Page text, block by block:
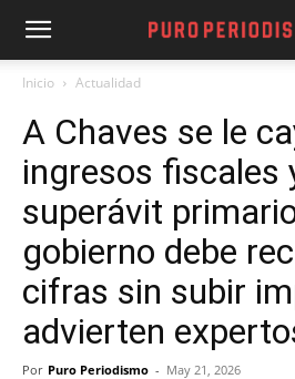
Inicio Actualidad
A Chaves se le
ingresos fiscales
superávit
gobierno debe
cifras sin subir
advierten
Por Puro Periodismo - May 21, 2026